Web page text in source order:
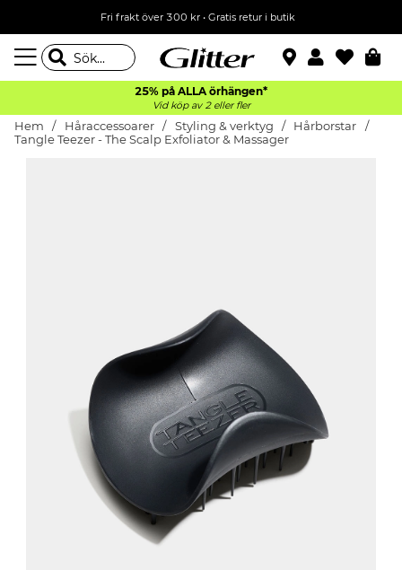
Fri frakt över 300 kr• Gratis retur i butik
25% på ALLA örhängen*
Vid köp av 2 eller fler
Hem Håraccessoarer Styling & verktyg
Hårborstar
Tangle Teezer - The Scalp Exfoliator & Massager